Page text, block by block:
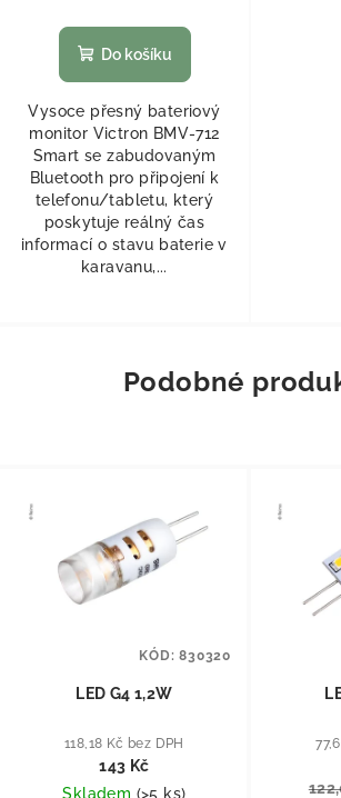
Do košíku
Vysoce přesný bateriový
monitor Victron BMV-712
Smart se zabudovaným
Bluetooth pro připojení k
telefonu/tabletu, který
poskytuje reálný čas
informací o stavu baterie v
karavanu,...
Podobné
LED G4 1,2W
118,18 Kč bez DPH
143 Kč
Skladem (>5 ks)
KÓD:830320